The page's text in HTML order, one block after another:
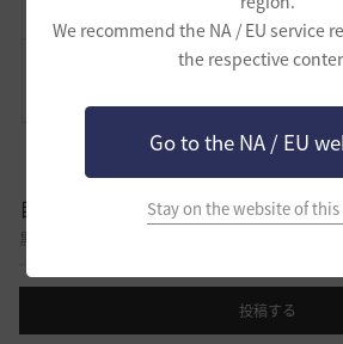
We recommend the NA / EU service
the respective
Go to the NA / EU
Stay on the website of
自由掲示板
黒い砂漠に関する様々なテーマについて話し合え
投稿する